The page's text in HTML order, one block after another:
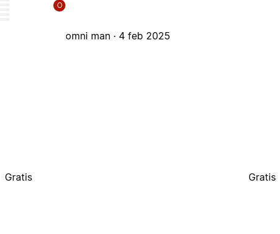
O
omni man · 4 feb 2025
Gratis Gratis